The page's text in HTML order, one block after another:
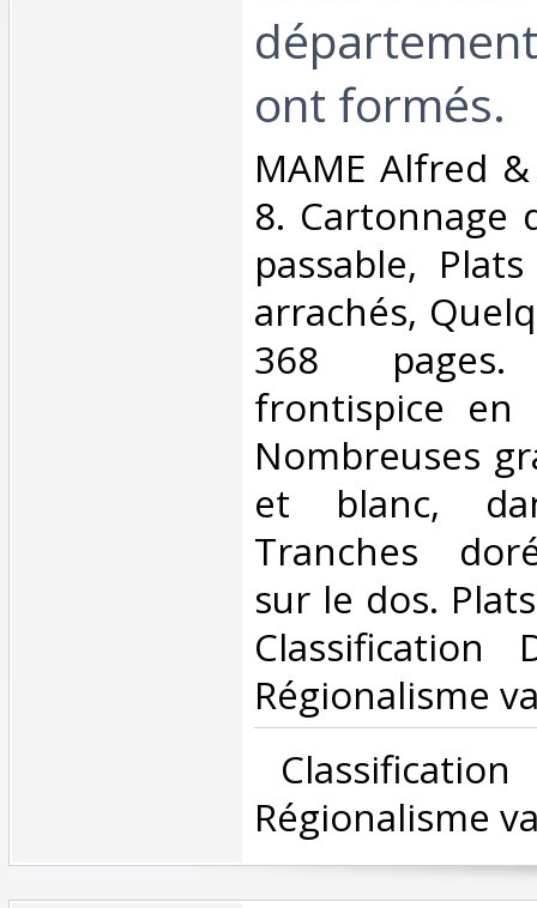
ont formés.‎
‎MAME Alfred
8. Cartonnage
passable,
arrachés,
368
frontispice
Nombreuses
et blanc,
Tranches
sur le dos.
Classification
Régionalisme
Régionalisme